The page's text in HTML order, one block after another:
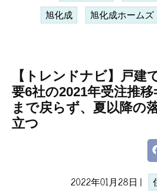
旭化成 旭化成ホームズ
【トレンドナビ】戸建
要6社の2021年受注推
まで戻らず、夏以降の
立つ
2022年01月28日 |